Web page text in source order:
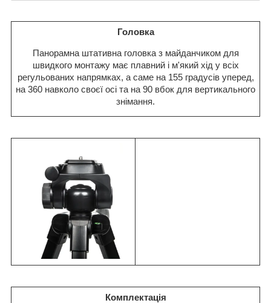
Головка
Панорамна штативна головка з майданчиком для
швидкого монтажу має плавний і м'який хід у всіх
регульованих напрямках, а саме на 155 градусів уперед,
на 360 навколо своєї осі та на 90 вбок для вертикального
знімання.
Комплектація